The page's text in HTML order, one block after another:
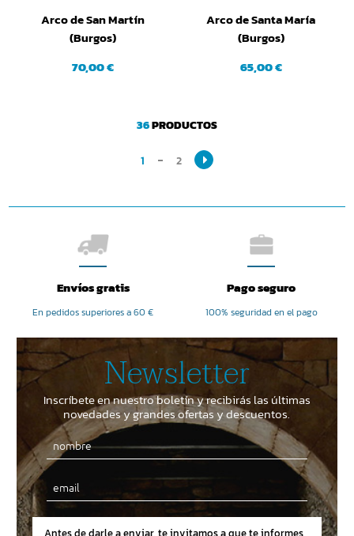
Arco de San Martín
(Burgos)
70,00 €
Arco de Santa María
(Burgos)
65,00 €
36PRODUCTOS
1 2
Envíos gratis
En pedidos superiores a 60 €
Pago seguro
100% seguridad en el pago
Newsletter
Inscríbete en nuestro boletín y recibirás las últimas
novedades y grandes ofertas y descuentos.
Email